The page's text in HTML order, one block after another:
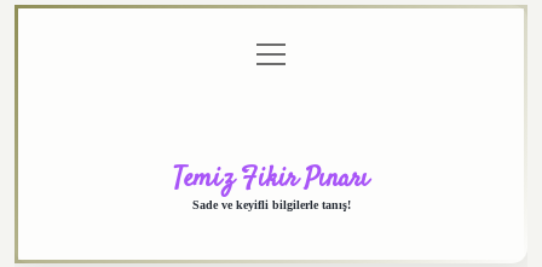
menüyü
aç
Temiz Fikir Pınarı
Sade ve keyifli bilgilerle tanış!